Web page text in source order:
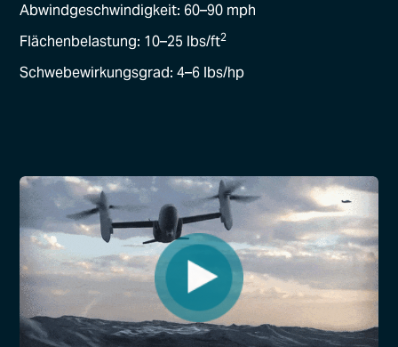
Abwindgeschwindigkeit: 60–90 mph
Flächenbelastung: 10–25 lbs/ft2
Schwebewirkungsgrad: 4–6 lbs/hp